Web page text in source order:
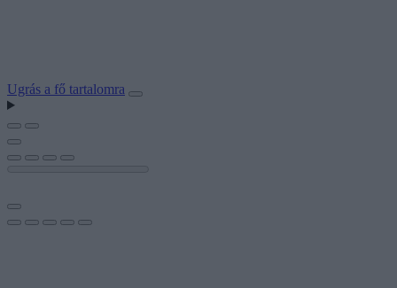
Ugrás a fő tartalomra